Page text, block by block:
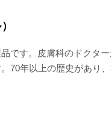
です。皮膚科のドクタ
70年以上の歴史があり